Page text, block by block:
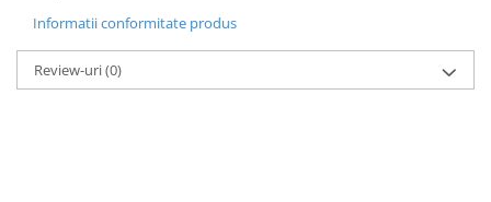
Informatii conformitate produs
Review-uri(0)